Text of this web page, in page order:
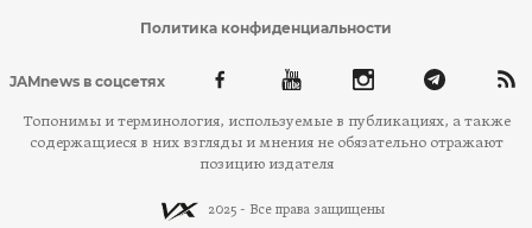
Политика конфиденциальности
JAMnews в соцсетях
Топонимы и терминология, используемые в публикациях, а также
содержащиеся в них взгляды и мнения не обязательно отражают
позицию издателя
2025 - Все права защищены